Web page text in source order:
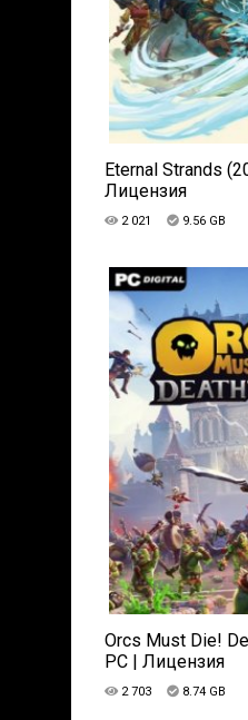
Eternal Strands
Лицензия
2 021 9.56 GB
Orcs Must Die!
PC | Лицензия
2 703 8.74 GB